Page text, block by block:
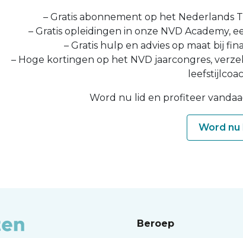
– Gratis abonnement op het Nederlands
– Gratis opleidingen in onze NVD Academy,
– Gratis hulp en advies op maat bij
– Hoge kortingen op het NVD jaarcongres,
Word nu lid en profiteer
Word nu
Beroep